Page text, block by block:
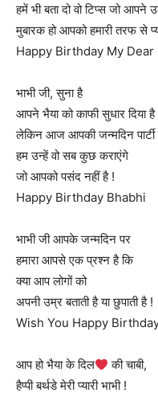
हमें भी बता दो वो टिप्स जो आपने
मुबारक हो आपको हमारी तरफ से
Happy Birthday My Dear
भाभी जी, सुना है
आपने भैया को काफी सुधार दिया है
लेकिन आज आपकी जन्मदिन पार्टी
हम उन्हें वो सब कुछ कराएंगे
जो आपको पसंद नहीं है !
Happy Birthday Bhabhi
भाभी जी आपके जन्मदिन पर
हमारा आपसे एक प्रश्न है कि
क्या आप लोगों को
अपनी उम्र बताती है या छुपाती है !
Wish You Happy
आप हो भैया के दिल
की चाबी,
हैप्पी बर्थडे मेरी प्यारी भाभी !